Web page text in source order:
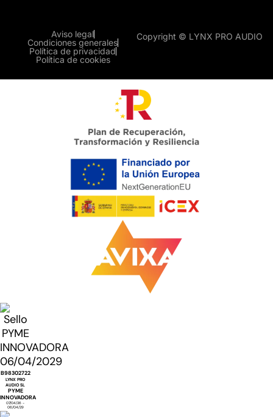
Copyright © LYNX PRO AUDIO
Aviso legal
Condiciones generales
Política de privacidad
Política de cookies
B98302722
LYNX PRO
AUDIO SL
PYME
INNOVADORA
07/04/26 -
06/04/29